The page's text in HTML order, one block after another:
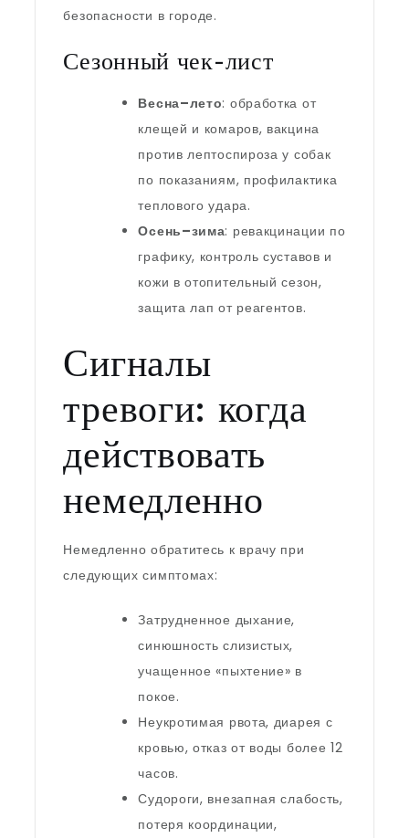
безопасности в городе.
Сезонный чек-лист
Весна–лето: обработка от
клещей и комаров, вакцина
против лептоспироза у собак
по показаниям, профилактика
теплового удара.
Осень–зима: ревакцинации по
графику, контроль суставов и
кожи в отопительный сезон,
защита лап от реагентов.
Сигналы
тревоги: когда
действовать
немедленно
Немедленно обратитесь к врачу при
следующих симптомах:
Затрудненное дыхание,
синюшность слизистых,
учащенное «пыхтение» в
покое.
Неукротимая рвота, диарея с
кровью, отказ от воды более 12
часов.
Судороги, внезапная слабость,
потеря координации,